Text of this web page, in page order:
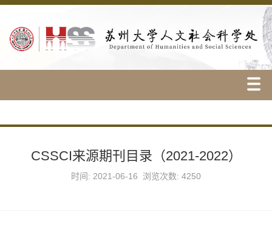
CSSCI来源期刊目录（2021-2022）
时间: 2021-06-16 浏览次数: 4250